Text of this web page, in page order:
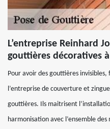
L’entreprise Reinhard
gouttières décoratives
Pour avoir des gouttières
l’entreprise de couverture et
gouttières. Ils maitrisent
harmonisation avec l’ensemble